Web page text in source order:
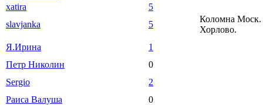
xatira
5
slavjanka
5
Коломна Моск.
Хорлово.
Я.Ирина
1
Петр Николин
0
Sergio
2
Раиса Валуша
0